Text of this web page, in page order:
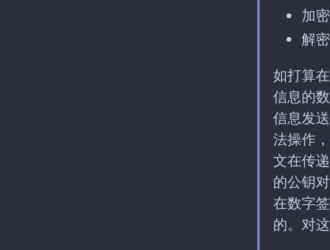
加
解
如打算
信息的
信息发
法操作
文在传
的公钥
在数字
的。对